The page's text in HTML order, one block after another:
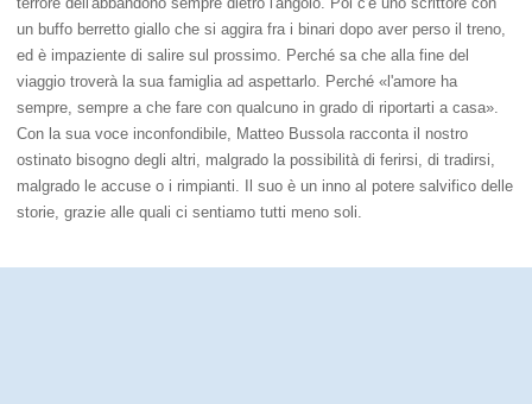
un buffo berretto giallo che si aggira fra i binari dopo aver perso il treno,
ed è impaziente di salire sul prossimo. Perché sa che alla fine del
viaggio troverà la sua famiglia ad aspettarlo. Perché «l'amore ha
sempre, sempre a che fare con qualcuno in grado di riportarti a casa».
Con la sua voce inconfondibile, Matteo Bussola racconta il nostro
ostinato bisogno degli altri, malgrado la possibilità di ferirsi, di tradirsi,
malgrado le accuse o i rimpianti. Il suo è un inno al potere salvifico delle
storie, grazie alle quali ci sentiamo tutti meno soli.